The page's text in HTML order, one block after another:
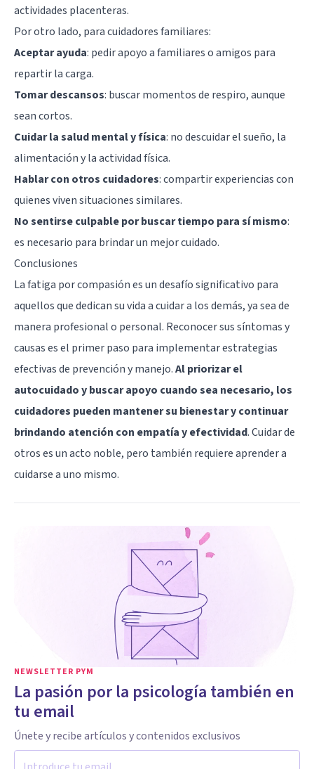
actividades placenteras.
Por otro lado, para cuidadores familiares:
Aceptar ayuda: pedir apoyo a familiares o amigos para
repartir la carga.
Tomar descansos: buscar momentos de respiro, aunque
sean cortos.
Cuidar la salud mental y física: no descuidar el sueño, la
alimentación y la actividad física.
Hablar con otros cuidadores: compartir experiencias con
quienes viven situaciones similares.
No sentirse culpable por buscar tiempo para sí mismo:
es necesario para brindar un mejor cuidado.
Conclusiones
La fatiga por compasión es un desafío significativo para
aquellos que dedican su vida a cuidar a los demás, ya sea de
manera profesional o personal. Reconocer sus síntomas y
causas es el primer paso para implementar estrategias
efectivas de prevención y manejo.Al priorizar el
autocuidado y buscar apoyo cuando sea necesario, los
cuidadores pueden mantener su bienestar y continuar
brindando atención con empatía y efectividad. Cuidar de
otros es un acto noble, pero también requiere aprender a
cuidarse a uno mismo.
NEWSLETTER PYM
La pasión por la psicología también en
tu email
Únete y recibe artículos y contenidos exclusivos